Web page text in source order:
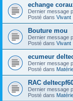
echange
Dernier message
Posté dans Vivant
Bouture mou
Dernier message
Posté dans Vivant
ecumeur
Dernier message
Posté dans
RAC
Dernier message
Posté dans